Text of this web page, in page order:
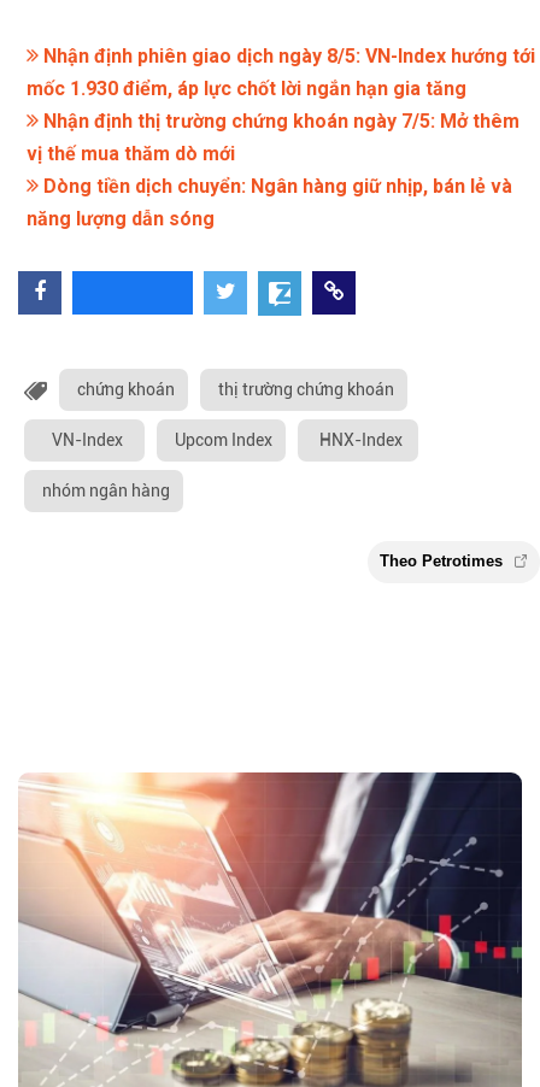
Nhận định phiên giao dịch ngày 8/5: VN-Index hướng tới
mốc 1.930 điểm, áp lực chốt lời ngắn hạn gia tăng
Nhận định thị trường chứng khoán ngày 7/5: Mở thêm
vị thế mua thăm dò mới
Dòng tiền dịch chuyển: Ngân hàng giữ nhịp, bán lẻ và
năng lượng dẫn sóng
chứng khoán thị trường chứng khoán
VN-Index Upcom Index HNX-Index
nhóm ngân hàng
Theo